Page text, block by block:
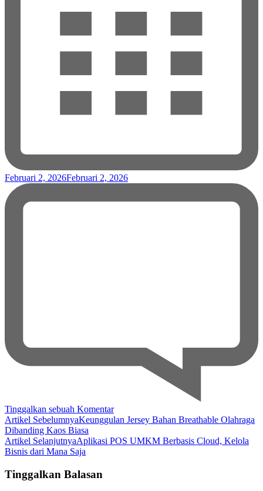
Februari 2, 2026Februari 2, 2026
Tinggalkan sebuah Komentarpada
Rahasia
Profit:
Navigasi
Artikel
Artikel SebelumnyaKeunggulan Jersey Bahan Breathable Olahraga
Dibanding Kaos Biasa
Artikel SelanjutnyaAplikasi POS UMKM Berbasis Cloud, Kelola
Bisnis dari Mana Saja
Tinggalkan Balasan